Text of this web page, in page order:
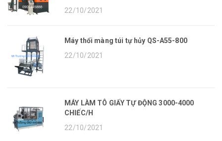
22/10/2021
Máy thổi màng túi tự hủy QS-A55-800
22/10/2021
MÁY LÀM TÔ GIẤY TỰ ĐỘNG 3000-4000
CHIẾC/H
22/10/2021